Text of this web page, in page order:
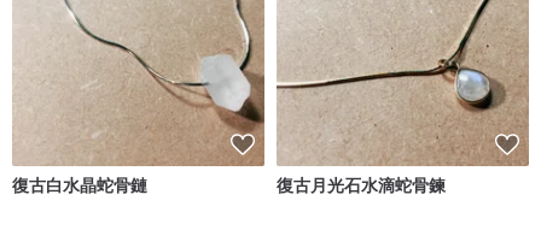
復古白水晶蛇骨鏈 復古月光石水滴蛇骨鍊